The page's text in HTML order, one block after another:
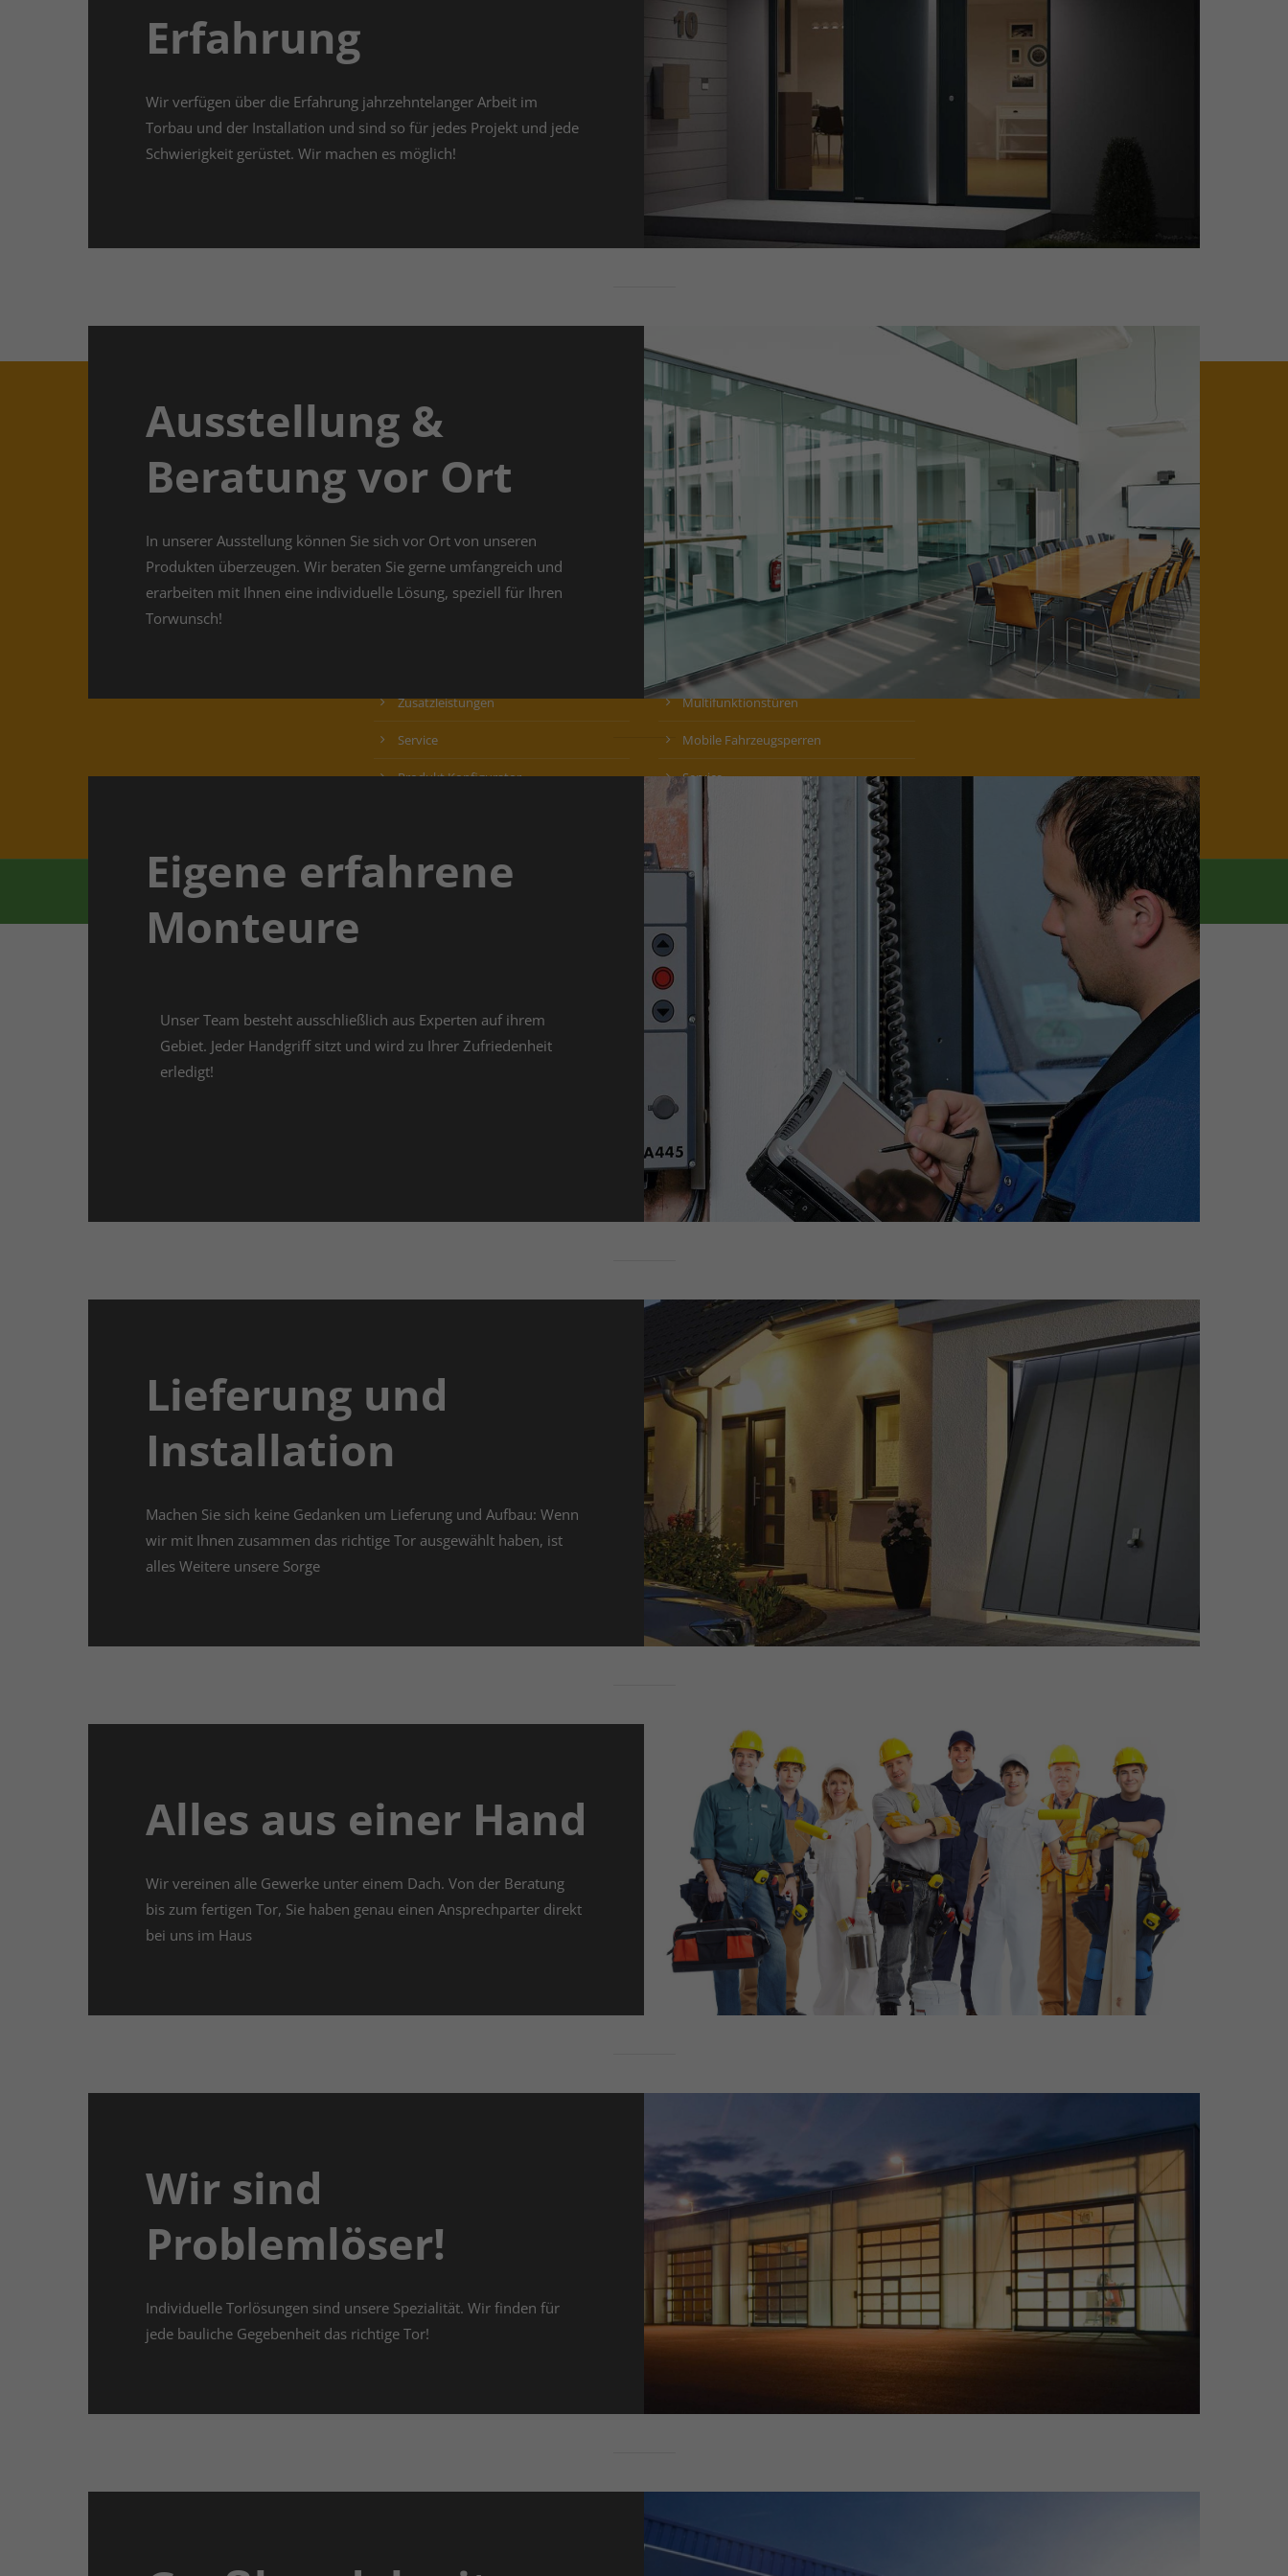
Erfahrung
Wir verfügen über die Erfahrung jahrzehntelanger Arbeit im
Torbau und der Installation und sind so für jedes Projekt und jede
Schwierigkeit gerüstet. Wir machen es möglich!
Ausstellung &
Beratung vor Ort
In unserer Ausstellung können Sie sich vor Ort von unseren
Produkten überzeugen. Wir beraten Sie gerne umfangreich und
erarbeiten mit Ihnen eine individuelle Lösung, speziell für Ihren
Torwunsch!
Eigene erfahrene
Monteure
Unser Team besteht ausschließlich aus Experten auf ihrem
Gebiet. Jeder Handgriff sitzt und wird zu Ihrer Zufriedenheit
erledigt!
Lieferung und
Installation
Machen Sie sich keine Gedanken um Lieferung und Aufbau: Wenn
wir mit Ihnen zusammen das richtige Tor ausgewählt haben, ist
alles Weitere unsere Sorge
Alles aus einer Hand
Wir vereinen alle Gewerke unter einem Dach. Von der Beratung
bis zum fertigen Tor, Sie haben genau einen Ansprechparter direkt
bei uns im Haus
Wir sind
Problemlöser!
Individuelle Torlösungen sind unsere Spezialität. Wir finden für
jede bauliche Gegebenheit das richtige Tor!
Über uns
Als regionaler Torexperte verwirklichen wir
Kundenträume vom Garagentor bis hin zum
langjähriger Erfahrung und unserem gut
geschulten Team bieten wir Ihnen von der
Beratung vor Ort bis hin zur Montage
exzelltenten Service. Und das alles aus einer
Privatkunden
Garagentore
Funktionstüren
Zusatzleistungen
Service
Produkt Konfigurator
Industrietore
Sektionaltore
Rolltore
Schnelllauftore
Tiefgaragentore
Verladetechnik
Rohrrahmentüren
Multifunktionstüren
Mobile Fahrzeugsperren
Service
Kontakt
Tortechnik Sebastian Heinen GmbH
Im Feldlein 12
91743 Unterschwaningen
09836 / 877 90 10
info@tortechnik-heinen.de
Copyright 2026. All Rights Reserved. Impressum Datenschutzseinstellungen zurücksetzen